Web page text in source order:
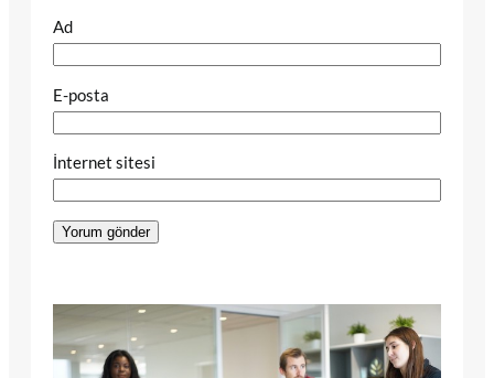
Ad
E-posta
İnternet sitesi